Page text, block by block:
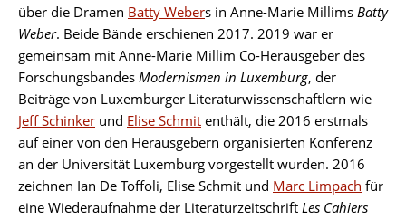
über die Dramen Batty Webers in Anne-Marie Millims Batty
Weber. Beide Bände erschienen 2017. 2019 war er
gemeinsam mit Anne-Marie Millim Co-Herausgeber des
Forschungsbandes Modernismen in Luxemburg, der
Beiträge von Luxemburger Literaturwissenschaftlern wie
Jeff Schinker und Elise Schmit enthält, die 2016 erstmals
auf einer von den Herausgebern organisierten Konferenz
an der Universität Luxemburg vorgestellt wurden. 2016
zeichnen Ian De Toffoli, Elise Schmit und Marc Limpach für
eine Wiederaufnahme der Literaturzeitschrift Les Cahiers